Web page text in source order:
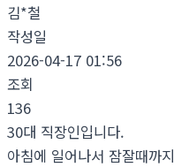
김*철
작성일
2026-04-17 01:56
조회
136
30대 직장인입니다.
아침에 일어나서 잠잘때까지